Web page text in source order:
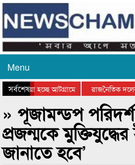
Menu
সর্বশেষ
যাওয়া হচ্ছে আটগ্রামে
রাজনৈতিক
সিলেটে
» পূজামন্ডপ
প্রজন্মকে
জানাতে হবে’